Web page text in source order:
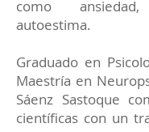
como
autoestima.
Graduado en
Maestría en
Sáenz Sastoque
científicas con un